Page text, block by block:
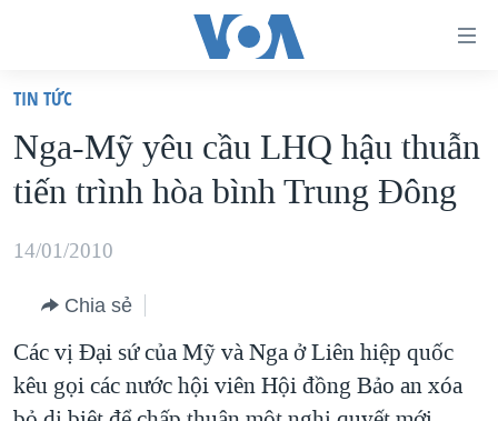
truy
cập
Tới
dung
chính
điều
hướng
VIỆT NAM
HOA KỲ
BIỂN ĐÔNG
BLOG
DIỄN ĐÀN
MỤC
TIN TỨC
Nga-Mỹ yêu cầu LHQ hậu thuẫn
tiến trình hòa bình Trung Ðông
14/01/2010
Chia sẻ
Các vị Đại sứ của Mỹ và Nga ở Liên hiệp quốc
kêu gọi các nước hội viên Hội đồng Bảo an xóa